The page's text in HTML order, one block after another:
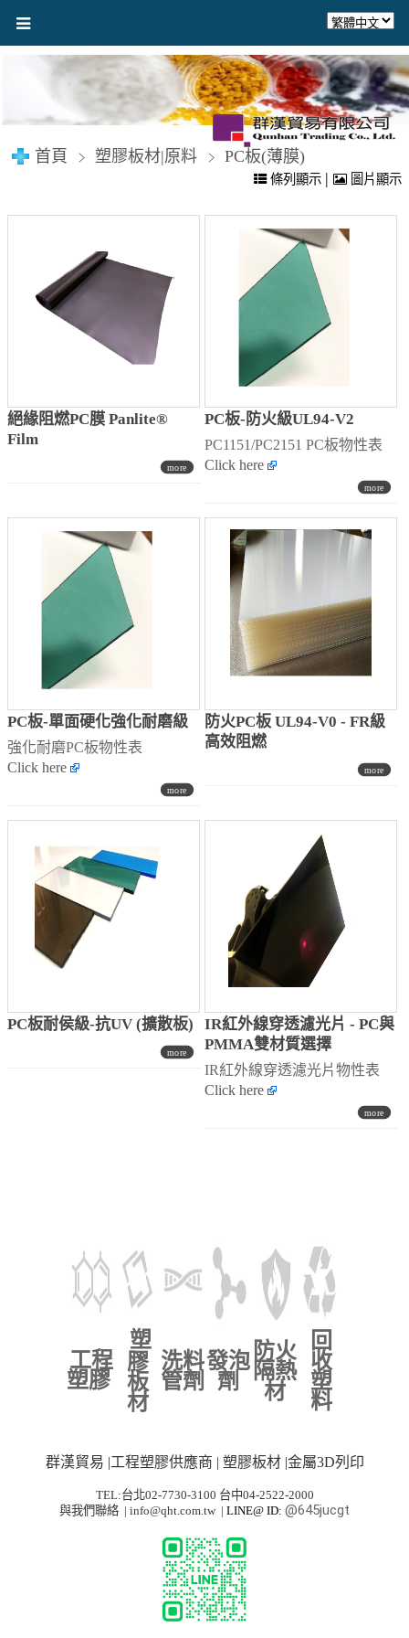
首頁 塑膠板材|原料 PC板(薄膜)
條列顯示 | 圖片顯示
絕緣阻燃PC膜 Panlite®
Film
PC板-防火級UL94-V2
PC1151/PC2151 PC板物性表
Click here
PC板-單面硬化強化耐磨級
強化耐磨PC板物性表
Click here
防火PC板 UL94-V0 - FR級
高效阻燃
PC板耐侯級-抗UV (擴散板)
IR紅外線穿透濾光片 - PC與
PMMA雙材質選擇
IR紅外線穿透濾光片物性表
Click here
工程
塑膠
塑
膠
板
材
洗料
管劑
發泡
劑
防火
隔熱
材
回
收
塑
料
群漢貿易 |工程塑膠供應商 | 塑膠板材 |金屬3D列印
TEL:台北02-7730-3100 台中04-2522-2000
與我們聯絡 | info@qht.com.tw| LINE@ ID: @645jucgt